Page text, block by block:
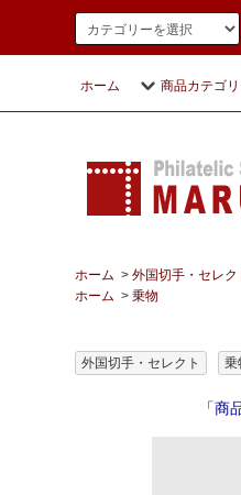
ホーム 商品カテゴ
ホーム > 外国切手・セレク
ホーム > 乗物
外国切手・セレクト 乗
「商